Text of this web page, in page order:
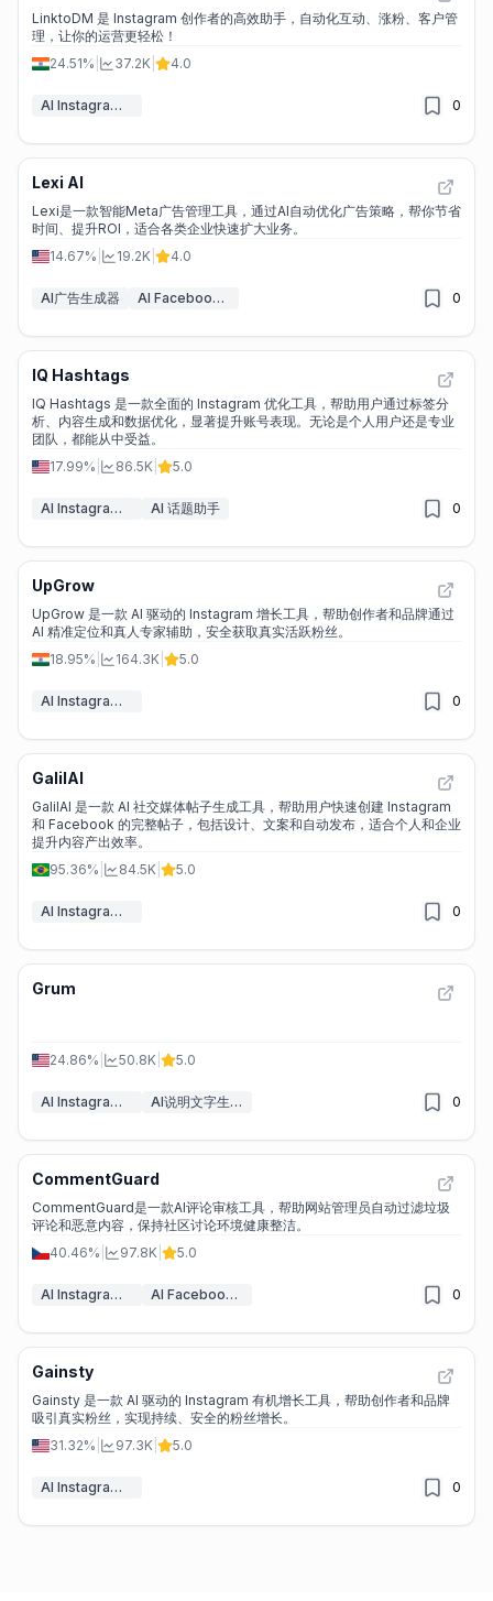
LinktoDM 是 Instagram 创作者的高效助手，自动化互动、涨粉、客户管
理，让你的运营更轻松！
24.51%
37.2K 4.0
AI Instagram助手 0
Lexi AI
Lexi是一款智能Meta广告管理工具，通过AI自动优化广告策略，帮你节省
时间、提升ROI，适合各类企业快速扩大业务。
14.67%
19.2K 4.0
AI广告生成器 AI Facebook助手 0
IQ Hashtags
IQ Hashtags 是一款全面的 Instagram 优化工具，帮助用户通过标签分
析、内容生成和数据优化，显著提升账号表现。无论是个人用户还是专业
团队，都能从中受益。
17.99%
86.5K 5.0
AI Instagram助手 AI 话题助手 0
UpGrow
UpGrow 是一款 AI 驱动的 Instagram 增长工具，帮助创作者和品牌通过
AI 精准定位和真人专家辅助，安全获取真实活跃粉丝。
18.95%
164.3K 5.0
AI Instagram助手 0
GalilAI
GalilAI 是一款 AI 社交媒体帖子生成工具，帮助用户快速创建 Instagram
和 Facebook 的完整帖子，包括设计、文案和自动发布，适合个人和企业
提升内容产出效率。
95.36%
84.5K 5.0
AI Instagram助手 0
Grum
24.86% 50.8K 5.0
AI Instagram助手 AI说明文字生成器 0
CommentGuard
CommentGuard是一款AI评论审核工具，帮助网站管理员自动过滤垃圾
评论和恶意内容，保持社区讨论环境健康整洁。
40.46%
97.8K 5.0
AI Instagram助手 AI Facebook助手 0
Gainsty
Gainsty 是一款 AI 驱动的 Instagram 有机增长工具，帮助创作者和品牌
吸引真实粉丝，实现持续、安全的粉丝增长。
31.32%
97.3K 5.0
AI Instagram助手 0